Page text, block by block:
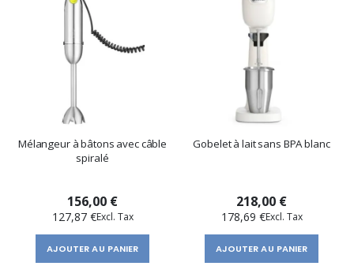
Mélangeur à bâtons avec câble
spiralé
156,00 €
127,87 €
AJOUTER AU PANIER
Gobelet à lait sans BPA blanc
218,00 €
178,69 €
AJOUTER AU PANIER